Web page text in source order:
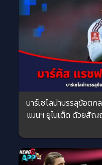
บาร์เซโลน่าบรรลุข้อต
แมนฯ ยูไนเต็ด ด้วยสั